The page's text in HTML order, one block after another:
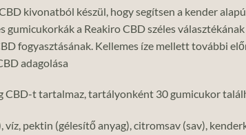
kivonatból készül, hogy segítsen a kender
gumicukorkák a Reakiro CBD széles
fogyasztásának. Kellemes íze mellett további
adagolása
CBD-t tartalmaz, tartályonként 30 gumicukor
pektin (gélesítő anyag), citromsav (sav),